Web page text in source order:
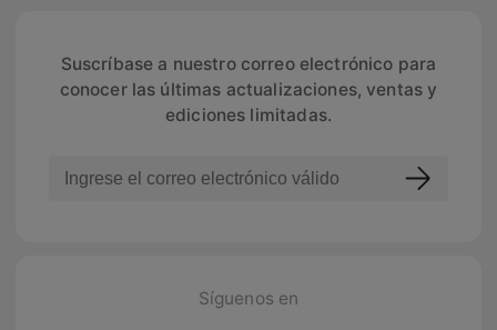
Suscríbase a nuestro correo electrónico para
conocer las últimas actualizaciones, ventas y
ediciones limitadas.
Síguenos en